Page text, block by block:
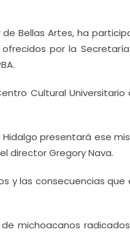
Bellas Artes, ha
por la
Cultural Universitario
presentará ese
director Gregory Nava.
y las consecuencias que
michoacanos